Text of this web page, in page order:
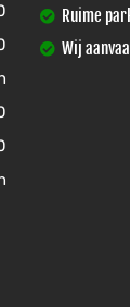
Ruime
Wij